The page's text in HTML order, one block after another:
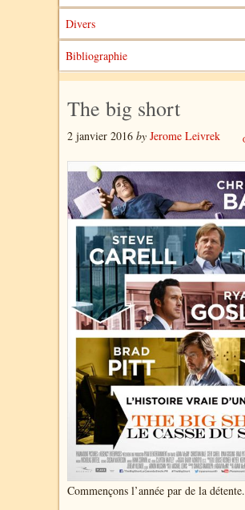
Divers
Bibliographie
The big short
2 janvier 2016 by Jerome Leivrek
Commençons l’année par de la détente.